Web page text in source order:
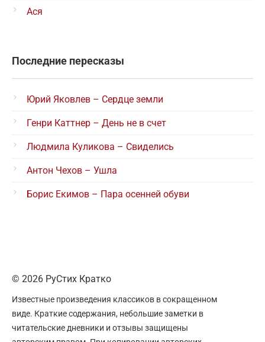
Ася
Последние пересказы
Юрий Яковлев – Сердце земли
Генри Каттнер – День не в счет
Людмила Куликова – Свиделись
Антон Чехов – Ушла
Борис Екимов – Пара осенней обуви
© 2026 РуСтих Кратко
Известные произведения классиков в сокращенном
виде. Краткие содержания, небольшие заметки в
читательские дневники и отзывы защищены